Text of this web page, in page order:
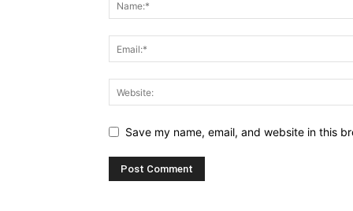
Save my name, email, and website in this